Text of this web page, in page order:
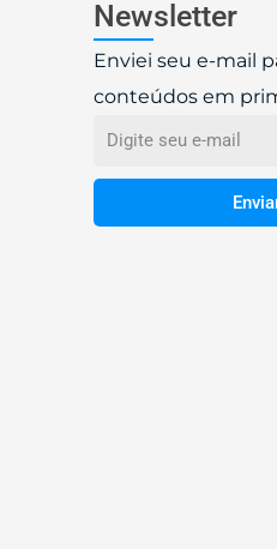
Newsletter
Enviei seu e-mail
conteúdos em
Email